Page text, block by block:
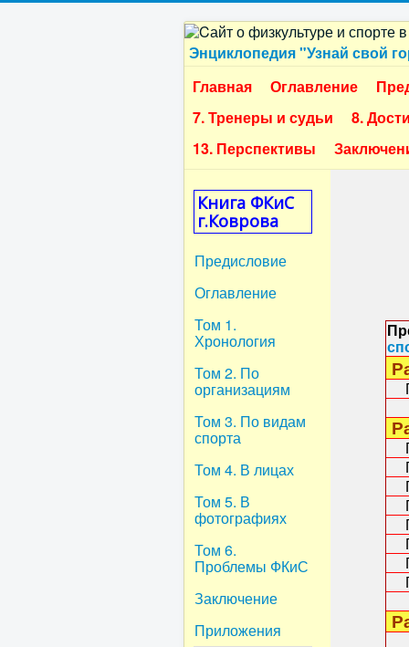
Энциклопедия "Узнай свой
Главная
Оглавление
7. Тренеры и судьи
8.
13. Перспективы
Книга ФКиС
г.Коврова
Предисловие
Оглавление
Том 1.
Хронология
Том 2. По
организациям
Том 3. По видам
спорта
Том 4. В лицах
Том 5. В
фотографиях
Том 6.
Проблемы ФКиС
Заключение
Приложения